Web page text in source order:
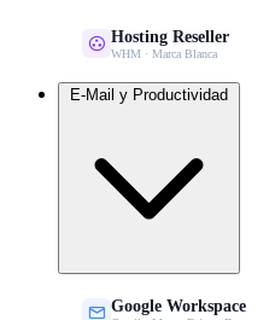
 Hosting Reseller
WHM · Marca Blanca
E-Mail y Productividad
 Google Workspace